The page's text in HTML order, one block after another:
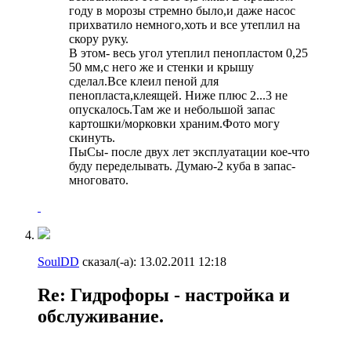
году в морозы стремно было,и даже насос
прихватило немного,хоть и все утеплил на
скору руку.
В этом- весь угол утеплил пенопластом 0,25
50 мм,с него же и стенки и крышу
сделал.Все клеил пеной для
пенопласта,клеящей. Ниже плюс 2...3 не
опускалось.Там же и небольшой запас
картошки/морковки храним.Фото могу
скинуть.
ПыСы- после двух лет эксплуатации кое-что
буду переделывать. Думаю-2 куба в запас-
многовато.
SoulDD сказал(-а): 13.02.2011 12:18
Re: Гидрофоры - настройка и
обслуживание.